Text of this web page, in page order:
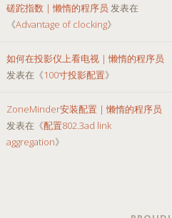
磋跎指数 | 懒惰的程序员 发表在
《Advantage of clocking》
如何在投影仪上看电视 | 懒惰的程序员
发表在《100寸投影配置》
ZoneMinder安装配置 | 懒惰的程序员
发表在《配置802.3ad link
aggregation》